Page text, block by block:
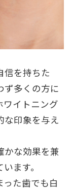
信を持ちた
ず多くの方に
ワイトニング
な印象を与え
かな効果を兼
ます。
た歯でも白